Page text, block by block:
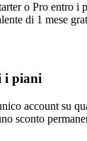
o Pro entro i
di 1 mese
i piani
account su
sconto